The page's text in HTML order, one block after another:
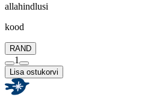
allahindlusi
kood
RAND
1
Lisa ostukorvi